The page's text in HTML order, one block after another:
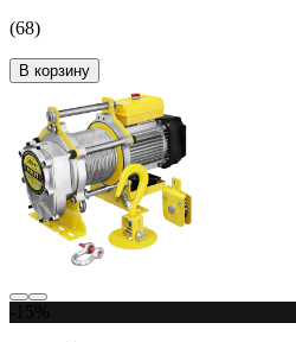
(68)
В корзину